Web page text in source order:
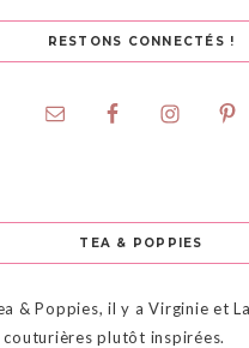
RESTONS CONNECTÉS !
TEA & POPPIES
& Poppies, il y a Virginie et
plutôt inspirées.